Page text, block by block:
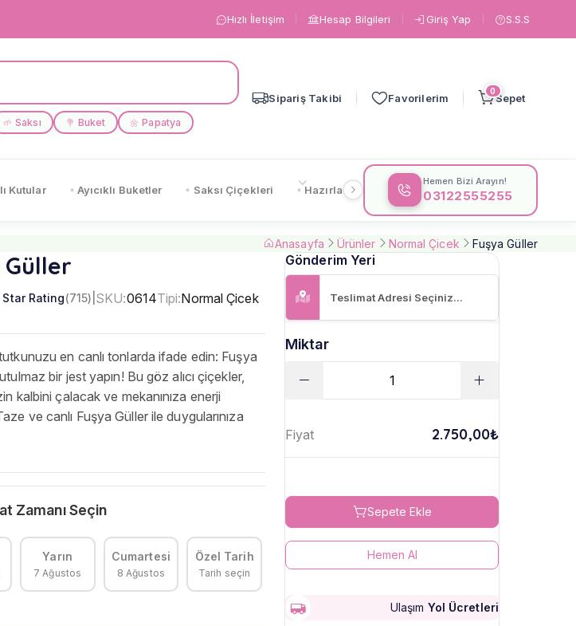
Hızlı İletişim Hesap Bilgileri Giriş Yap S.S.S
🌱 Saksı 💐 Buket 🌼 Papatya
Sipariş Takibi Favorilerim
0
Sepet
Kutular Ayıcıklı Buketler Saksı Çiçekleri Hazırlanışa Göre Çiçeklere Göre
Hemen Bizi Arayın!
03122555255
Anasayfa Ürünler Normal Çicek Fuşya Güller
Güller
Rating(715) SKU:0614Tipi:Normal Çicek
tutkunuzu en canlı tonlarda ifade edin: Fuşya
bir jest yapın! Bu göz alıcı çiçekler,
kalbini çalacak ve mekanınıza enerji
ve canlı Fuşya Güller ile duygularınıza
Zamanı Seçin
Yarın
7 Ağustos
Cumartesi
8 Ağustos
Özel Tarih
Tarih seçin
Gönderim Yeri
Miktar
Fiyat 2.750,00₺
Sepete Ekle
Hemen Al
Ulaşım Yol Ücretleri